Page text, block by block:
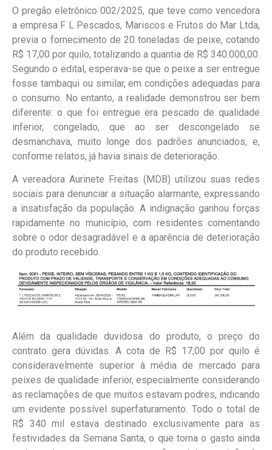
O pregão eletrônico 002/2025, que teve como vencedora
a empresa F L Pescados, Mariscos e Frutos do Mar Ltda,
previa o fornecimento de 20 toneladas de peixe, cotando
R$ 17,00 por quilo, totalizando a quantia de R$ 340.000,00.
Segundo o edital, esperava-se que o peixe a ser entregue
fosse tambaqui ou similar, em condições adequadas para
o consumo. No entanto, a realidade demonstrou ser bem
diferente: o que foi entregue era pescado de qualidade
inferior, congelado, que ao ser descongelado se
desmanchava, muito longe dos padrões anunciados, e,
conforme relatos, já havia sinais de deterioração.
A vereadora Aurinete Freitas (MDB) utilizou suas redes
sociais para denunciar a situação alarmante, expressando
a insatisfação da população. A indignação ganhou forças
rapidamente no município, com residentes comentando
sobre o odor desagradável e a aparência de deterioração
do produto recebido.
Além da qualidade duvidosa do produto, o preço do
contrato gera dúvidas. A cota de R$ 17,00 por quilo é
consideravelmente superior à média de mercado para
peixes de qualidade inferior, especialmente considerando
as reclamações de que muitos estavam podres, indicando
um evidente possível superfaturamento. Todo o total de
R$ 340 mil estava destinado exclusivamente para as
festividades da Semana Santa, o que torna o gasto ainda